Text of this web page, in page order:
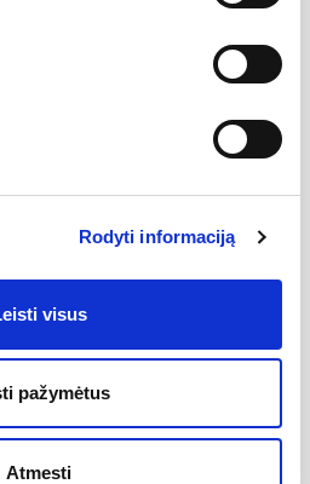
Rodyti informaciją
visus
pažymėtus
Atmesti